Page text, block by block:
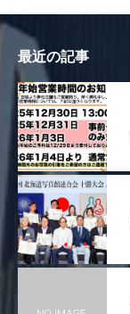
最近の記事